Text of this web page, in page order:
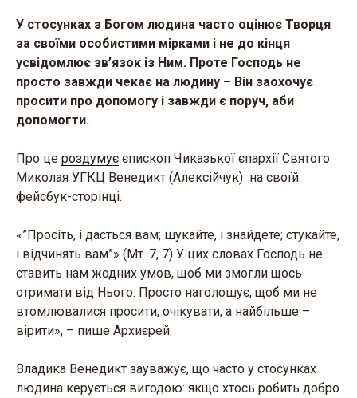
У стосунках з Богом людина часто оцінює Творця
за своїми особистими мірками і не до кінця
усвідомлює зв’язок із Ним. Проте Господь не
просто завжди чекає на людину – Він заохочує
просити про допомогу і завжди є поруч, аби
допомогти.
Про це роздумує єпископ Чиказької єпархії Святого
Миколая УГКЦ Венедикт (Алексійчук) на своїй
фейсбук-сторінці.
«”Просіть, і дасться вам; шукайте, і знайдете; стукайте,
і відчинять вам”» (Мт. 7, 7) У цих словах Господь не
ставить нам жодних умов, щоб ми змогли щось
отримати від Нього. Просто наголошує, щоб ми не
втомлювалися просити, очікувати, а найбільше –
вірити», – пише Архиєрей.
Владика Венедикт зауважує, що часто у стосунках
людина керується вигодою: якщо хтось робить добро